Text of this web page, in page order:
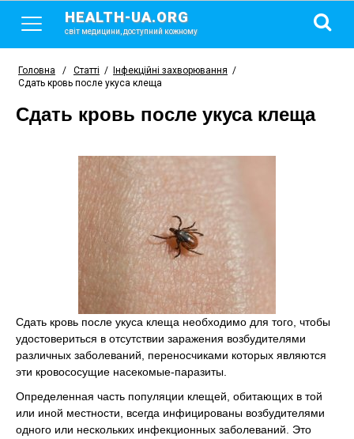
HEALTH-UA.ORG
світ медицини, доступний кожному
Головна / Статті / Інфекційні захворювання /
Сдать кровь после укуса клеща
Сдать кровь после укуса клеща
Сдать кровь после укуса клеща необходимо для того, чтобы
удостовериться в отсутствии заражения возбудителями
различных заболеваний, переносчиками которых являются
эти кровососущие насекомые-паразиты.
Определенная часть популяции клещей, обитающих в той
или иной местности, всегда инфицированы возбудителями
одного или нескольких инфекционных заболеваний. Это